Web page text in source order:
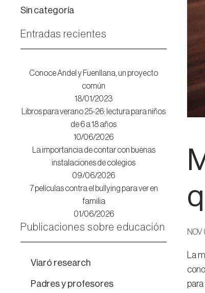
Sin categoría
Entradas recientes
Conoce Andel y Fuenllana, un proyecto
común
18/01/2023
Libros para verano 25-26: lectura para niños
de 6 a 18 años
10/06/2026
La importancia de contar con buenas
instalaciones de colegios
09/06/2026
7 películas contra el bullying para ver en
familia
01/06/2026
Publicaciones sobre educación
Viaró research
Padres y profesores
NOV
La
para